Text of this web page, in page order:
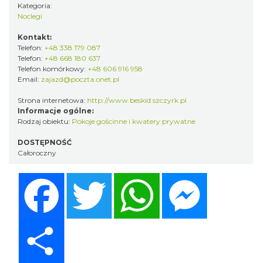
Kategoria:
Noclegi
Kontakt:
Telefon: +48 338 179 087
Telefon: +48 668 180 637
Telefon komórkowy: +48 606 916 958
Email: zajazd@poczta.onet.pl
Strona internetowa: http://www.beskid.szczyrk.pl
Informacje ogólne:
Rodzaj obiektu: Pokoje gościnne i kwatery prywatne
DOSTĘPNOŚĆ
Całoroczny
Twitter WhatsApp